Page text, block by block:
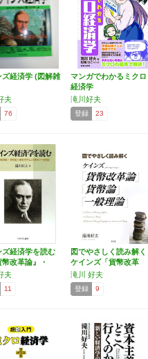
ズ経済学 (図解雑
夫
76
マンガでわかるミクロ
経済学
滝川好夫
登録 23
ズ経済学を読む
改革論』・
…
夫
11
図でやさしく読み解く
ケインズ「貨幣改革
論」「…
滝川 好夫
登録 9